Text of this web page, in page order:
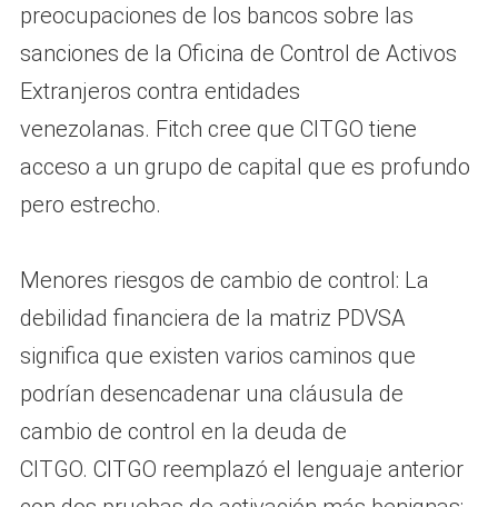
preocupaciones de los bancos sobre las
sanciones de la Oficina de Control de Activos
Extranjeros contra entidades
venezolanas. Fitch cree que CITGO tiene
acceso a un grupo de capital que es profundo
pero estrecho.
Menores riesgos de cambio de control: La
debilidad financiera de la matriz PDVSA
significa que existen varios caminos que
podrían desencadenar una cláusula de
cambio de control en la deuda de
CITGO. CITGO reemplazó el lenguaje anterior